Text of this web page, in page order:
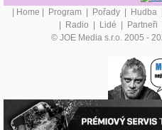
| Home | Program | Pořady | Hudba
| Radio | Lidé | Partneři
© JOE Media s.r.o. 2005 -